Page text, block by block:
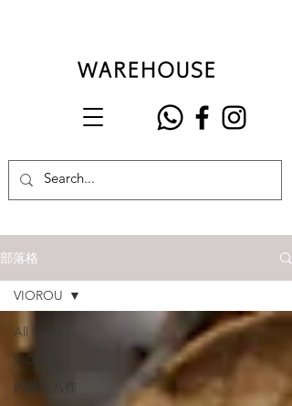
部落格
All Posts
VIOROU
內藤熊八作
VIOROU